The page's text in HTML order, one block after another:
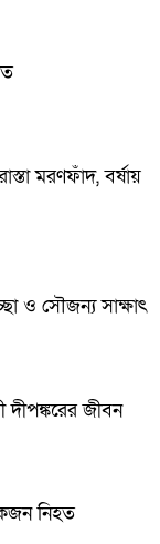
মরণফাঁদ, বর্ষায়
ও সৌজন্য সাক্ষাৎ
দীপঙ্করের জীবন
নিহত